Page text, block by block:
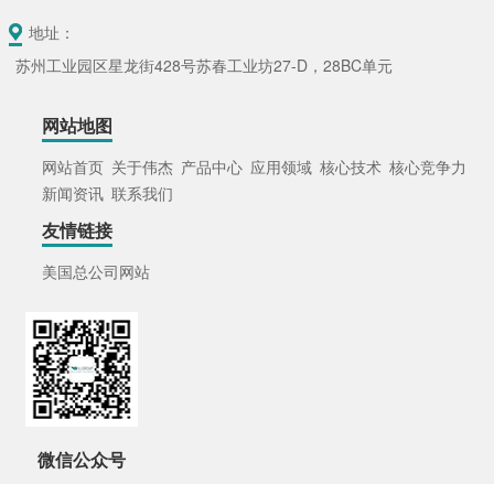
地址：
苏州工业园区星龙街428号苏春工业坊27-D，28BC单元
网站地图
网站首页 关于伟杰 产品中心 应用领域 核心技术 核心竞争力
新闻资讯 联系我们
友情链接
美国总公司网站
微信公众号